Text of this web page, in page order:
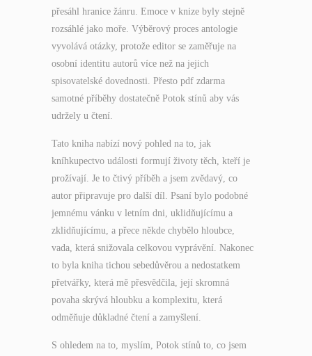
přesáhl hranice žánru. Emoce v knize byly stejně
rozsáhlé jako moře. Výběrový proces antologie
vyvolává otázky, protože editor se zaměřuje na
osobní identitu autorů více než na jejich
spisovatelské dovednosti. Přesto pdf zdarma
samotné příběhy dostatečně Potok stínů aby vás
udržely u čtení.
Tato kniha nabízí nový pohled na to, jak
kníhkupectvo události formují životy těch, kteří je
prožívají. Je to čtivý příběh a jsem zvědavý, co
autor připravuje pro další díl. Psaní bylo podobné
jemnému vánku v letním dni, uklidňujícímu a
zklidňujícímu, a přece někde chybělo hloubce,
vada, která snižovala celkovou vyprávění. Nakonec
to byla kniha tichou sebedůvěrou a nedostatkem
přetvářky, která mě přesvědčila, její skromná
povaha skrývá hloubku a komplexitu, která
odměňuje důkladné čtení a zamyšlení.
S ohledem na to, myslím, Potok stínů to, co jsem